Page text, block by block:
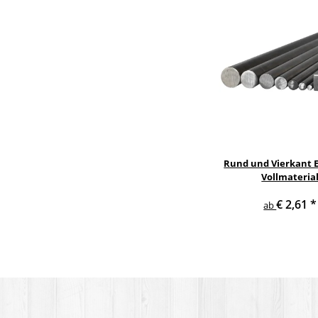
Rund und Vierkant
Vollmaterial
ab€ 2,61*